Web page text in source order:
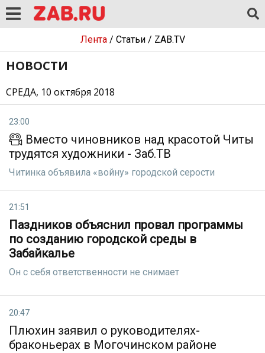
Лента/ Статьи/ ZAB.TV
НОВОСТИ
СРЕДА, 10 октября 2018
23:00
Вместо чиновников над красотой Читы
трудятся художники - Заб.ТВ
Читинка объявила «войну» городской серости
21:51
Паздников объяснил провал программы
по созданию городской среды в
Забайкалье
Он с себя ответственности не снимает
20:47
Плюхин заявил о руководителях-
браконьерах в Могочинском районе